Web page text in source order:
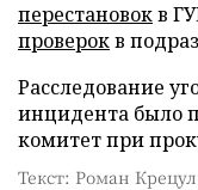
перестановокв
проверокв
Расследование
инцидента было
комитет при
Текст: Роман Крецул